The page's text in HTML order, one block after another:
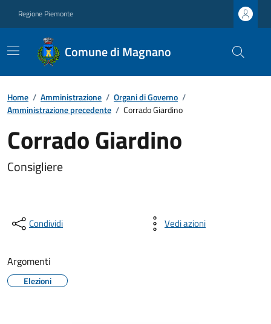
Regione Piemonte
Comune di Magnano
Home / Amministrazione / Organi di Governo /
Amministrazione precedente / Corrado Giardino
Corrado Giardino
Consigliere
Condividi Vedi azioni
Argomenti
Elezioni